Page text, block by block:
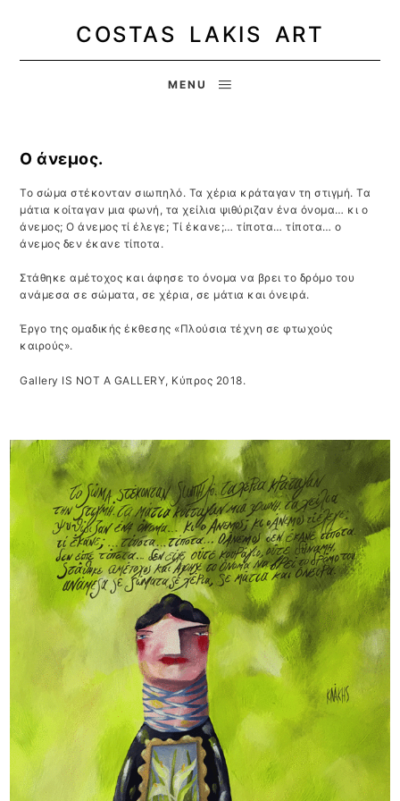
COSTAS LAKIS ART
MENU
Ο άνεμος.
Το σώμα στέκονταν σιωπηλό. Τα χέρια κράταγαν τη στιγμή. Τα
μάτια κοίταγαν μια φωνή, τα χείλια ψιθύριζαν ένα όνομα… κι ο
άνεμος; Ο άνεμος τί έλεγε; Τί έκανε;… τίποτα… τίποτα… ο
άνεμος δεν έκανε τίποτα.
Στάθηκε αμέτοχος και άφησε το όνομα να βρει το δρόμο του
ανάμεσα σε σώματα, σε χέρια, σε μάτια και όνειρά.
Έργο της ομαδικής έκθεσης «Πλούσια τέχνη σε φτωχούς
καιρούς».
Gallery IS NOT A GALLERY, Κύπρος 2018.